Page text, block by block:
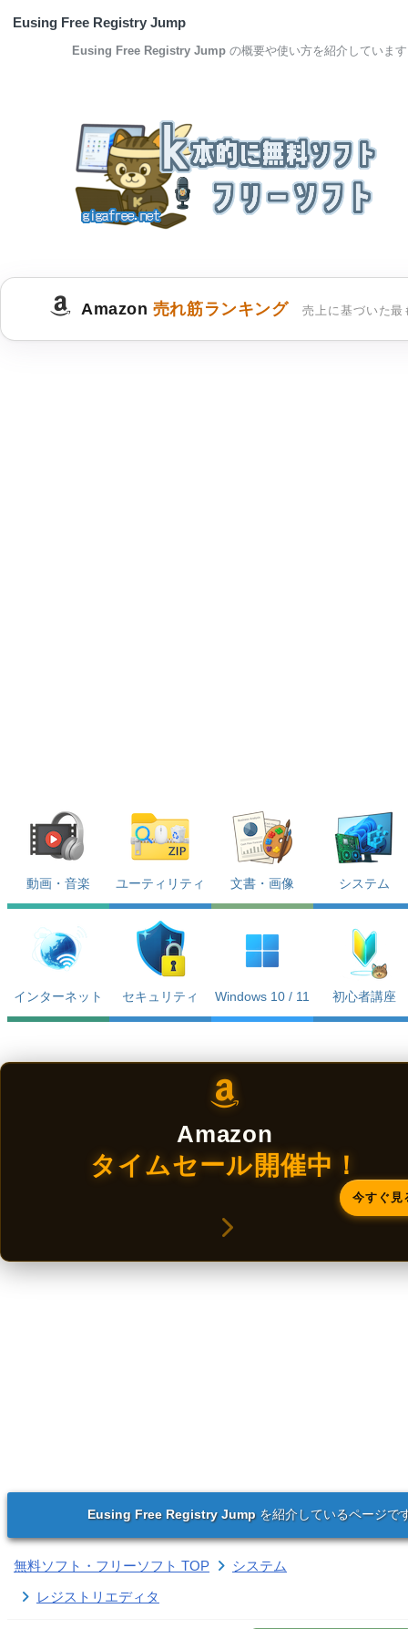
Eusing Free Registry Jump
Eusing Free Registry Jump の概要や使い方を紹介しています
Amazon 売れ筋ランキング 売上に基づいた最
動画・音楽 ユーティリティ 文書・画像 システム
インターネット セキュリティ Windows 10 / 11 初心者講座
Amazon
タイムセール開催中！
今すぐ見
Eusing Free Registry Jumpを紹介しているページで
無料ソフト・フリーソフト TOP
システム
レジストリエディタ